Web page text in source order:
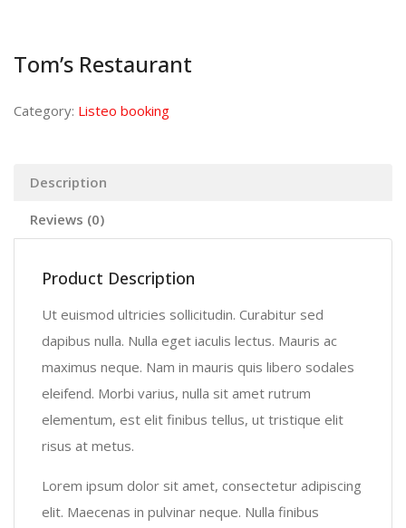
Tom’s Restaurant
Category: Listeo booking
Description
Reviews (0)
Product Description
Ut euismod ultricies sollicitudin. Curabitur sed
dapibus nulla. Nulla eget iaculis lectus. Mauris ac
maximus neque. Nam in mauris quis libero sodales
eleifend. Morbi varius, nulla sit amet rutrum
elementum, est elit finibus tellus, ut tristique elit
risus at metus.
Lorem ipsum dolor sit amet, consectetur adipiscing
elit. Maecenas in pulvinar neque. Nulla finibus